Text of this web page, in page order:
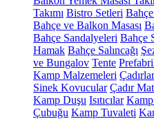
Takımı Bistro Setleri
Bahçe ve Balkon Masası
Bahçe Sandalyeleri Bahçe
Hamak Bahçe Salıncağı
ve Bungalov Tente
Kamp Malzemeleri Çadırlar
Sinek Kovucular Çadır
Kamp Duşu Isıtıcılar Kamp
Çubuğu Kamp Tuvaleti